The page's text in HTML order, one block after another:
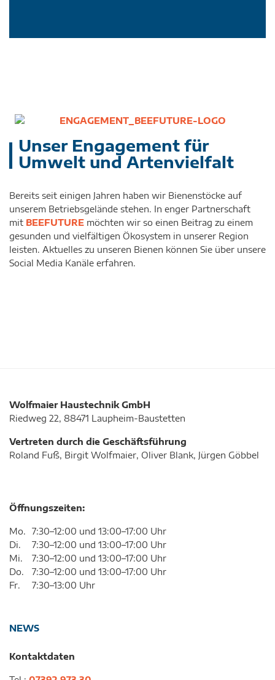
Unser Engagement für
Umwelt und Artenvielfalt
Bereits seit einigen Jahren haben wir Bienenstöcke auf
unserem Betriebsgelände stehen. In enger Partnerschaft
mit BEEFUTURE möchten wir so einen Beitrag zu einem
gesunden und vielfältigen Ökosystem in unserer Region
leisten. Aktuelles zu unseren Bienen können Sie über unsere
Social Media Kanäle erfahren.
Wolfmaier Haustechnik GmbH
Riedweg 22, 88471 Laupheim-Baustetten
Vertreten durch die Geschäftsführung
Roland Fuß, Birgit Wolfmaier, Oliver Blank, Jürgen Göbbel
Öffnungszeiten:
Mo.
7:30–12:00 und 13:00–17:00 Uhr
Di.
7:30–12:00 und 13:00–17:00 Uhr
Mi.
7:30–12:00 und 13:00–17:00 Uhr
Do.
7:30–12:00 und 13:00–17:00 Uhr
Fr.
7:30–13:00 Uhr
NEWS
Kontaktdaten